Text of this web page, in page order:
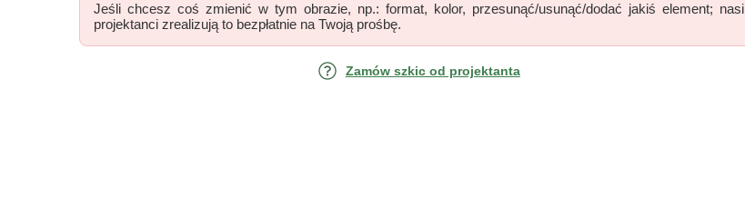
Jeśli chcesz coś zmienić w tym obrazie, np.: format, kolor, przesunąć/usunąć/dodać jakiś element; nasi
projektanci zrealizują to bezpłatnie na Twoją prośbę.
Zamów szkic od projektanta